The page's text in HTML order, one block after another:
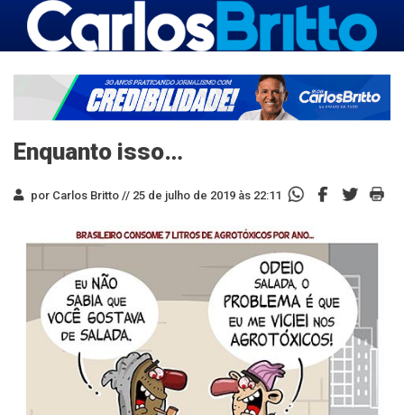
Enquanto isso…
por Carlos Britto // 25 de julho de 2019 às 22:11